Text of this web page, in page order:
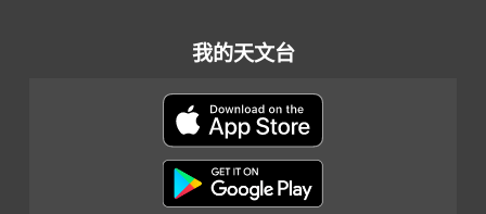
我的天文台